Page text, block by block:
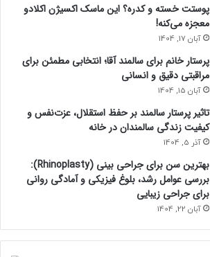
پوستت خسته و کدره؟ این ماسک اکسیژن اکلادو
معجزه می‌کنه!
آبان 17, 1404
پرستار خانم برای سالمند آقا؛ انتخابی مطمئن برای
مراقبتی دقیق و انسانی
آبان 15, 1404
تاثیر پرستار سالمند بر حفظ استقلال، عزت‌نفس و
کیفیت زندگی سالمندان در خانه
آذر 5, 1404
بهترین سن برای جراحی بینی (Rhinoplasty):
بررسی عوامل رشد، بلوغ فیزیکی و آمادگی روانی
برای جراحی زیبایی
آبان 22, 1404